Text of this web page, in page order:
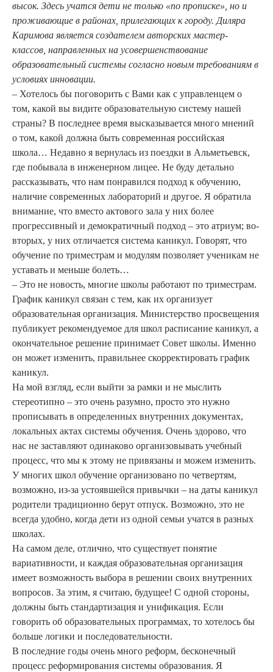
высок. Здесь учатся дети не только «по прописке», но и
проживающие в районах, прилегающих к городу. Диляра
Каримова является создателем авторских мастер-
классов, направленных на усовершенствование
образовательный системы согласно новым требованиям в
условиях инновации.
– Хотелось бы поговорить с Вами как с управленцем о
том, какой вы видите образовательную систему нашей
страны? В последнее время высказывается много мнений
о том, какой должна быть современная российская
школа… Недавно я вернулась из поездки в Альметьевск,
где побывала в инженерном лицее. Не буду детально
рассказывать, что нам понравился подход к обучению,
наличие современных лабораторий и другое. Я обратила
внимание, что вместо актового зала у них более
прогрессивный и демократичный подход – это атриум; во-
вторых, у них отличается система каникул. Говорят, что
обучение по триместрам и модулям позволяет ученикам не
уставать и меньше болеть…
– Это не новость, многие школы работают по триместрам.
График каникул связан с тем, как их организует
образовательная организация. Министерство просвещения
публикует рекомендуемое для школ расписание каникул, а
окончательное решение принимает Совет школы. Именно
он может изменить, правильнее скорректировать график
каникул.
На мой взгляд, если выйти за рамки и не мыслить
стереотипно – это очень разумно, просто это нужно
прописывать в определенных внутренних документах,
локальных актах системы обучения. Очень здорово, что
нас не заставляют одинаково организовывать учебный
процесс, что мы к этому не привязаны и можем изменить.
У многих школ обучение организовано по четвертям,
возможно, из-за устоявшейся привычки – на даты каникул
родители традиционно берут отпуск. Возможно, это не
всегда удобно, когда дети из одной семьи учатся в разных
школах.
На самом деле, отлично, что существует понятие
вариативности, и каждая образовательная организация
имеет возможность выбора в решении своих внутренних
вопросов. За этим, я считаю, будущее! С одной стороны,
должны быть стандартизация и унификация. Если
говорить об образовательных программах, то хотелось бы
больше логики и последовательности.
В последние годы очень много реформ, бесконечный
процесс реформирования системы образования. Я